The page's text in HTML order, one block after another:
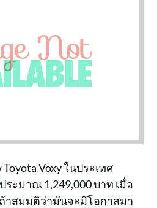
Voxy ในประเทศ
ะมาณ 1,249,000 บาท เมื่อ
าสมมติว่ามันจะมีโอกาสมา